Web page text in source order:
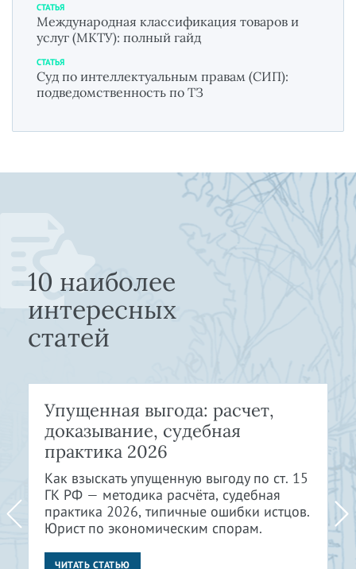
СТАТЬЯ
Международная классификация товаров и
услуг (МКТУ): полный гайд
СТАТЬЯ
Суд по интеллектуальным правам (СИП):
подведомственность по ТЗ
10 наиболее
интересных
статей
Упущенная выгода: расчет,
доказывание, судебная
практика 2026
Как взыскать упущенную выгоду по ст. 15
ГК РФ — методика расчёта, судебная
практика 2026, типичные ошибки истцов.
Юрист по экономическим спорам.
ЧИТАТЬ СТАТЬЮ